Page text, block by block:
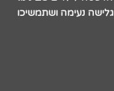
נעימה ושתמשיכו